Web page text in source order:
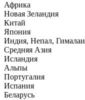
Африка
Новая Зеландия
Китай
Япония
Индия, Непал, Гималаи
Средняя Азия
Исландия
Альпы
Португалия
Испания
Беларусь